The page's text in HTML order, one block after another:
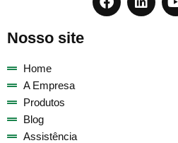
Nosso site
Home
A Empresa
Produtos
Blog
Assistência